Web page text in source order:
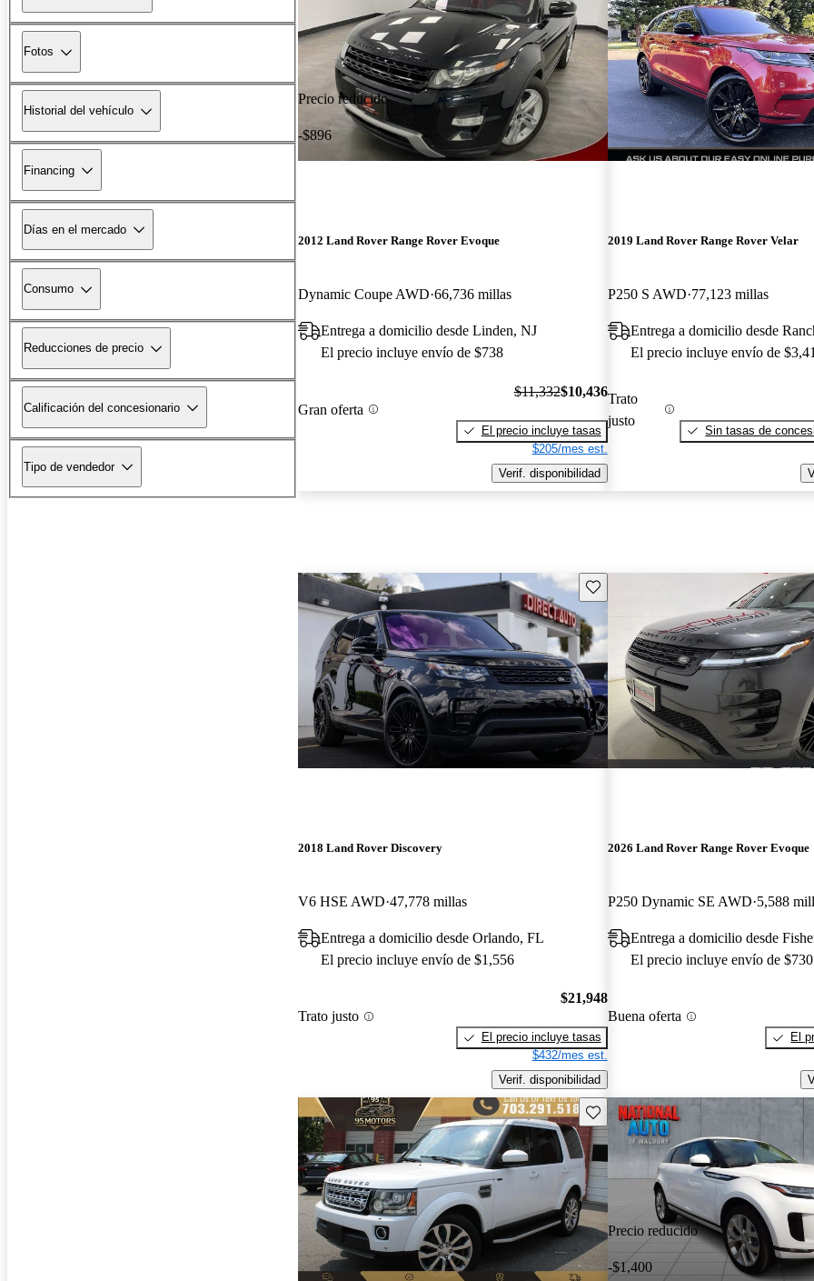
Fotos
Historial del vehículo
Financing
Días en el mercado
Consumo
Reducciones de precio
Calificación del concesionario
Tipo de vendedor
Precio reducido
-$896
2012 Land Rover Range Rover Evoque
Dynamic Coupe AWD 66,736 millas
Entrega a domicilio desde Linden, NJ
El precio incluye envío de $738
Gran oferta
$11,332$10,436
El precio incluye tasas
$205/mes est.
Verif. disponibilidad
2019 Land Rover Range Rover Velar
P250 S AWD 77,123 millas
Entrega a domicilio desde
El precio incluye envío de
Trato
justo
Sin tasas de
Guarda este Aviso
2018 Land Rover Discovery
V6 HSE AWD 47,778 millas
Entrega a domicilio desde Orlando, FL
El precio incluye envío de $1,556
Trato justo
$21,948
El precio incluye tasas
$432/mes est.
Verif. disponibilidad
2026 Land Rover Range Rover Evoque
P250 Dynamic SE AWD 5,588
Entrega a domicilio desde
El precio incluye envío de $730
Buena oferta
El
Guarda este Aviso
Precio reducido
-$1,400